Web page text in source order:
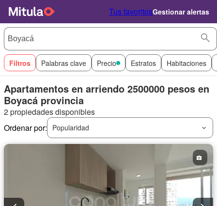
Tus favoritosGestionar alertas
Filtros Palabras clave Precio Estratos Habitaciones
Apartamentos en arriendo 2500000 pesos en
Boyacá provincia
2 propiedades disponibles
Ordenar por:
Popularidad